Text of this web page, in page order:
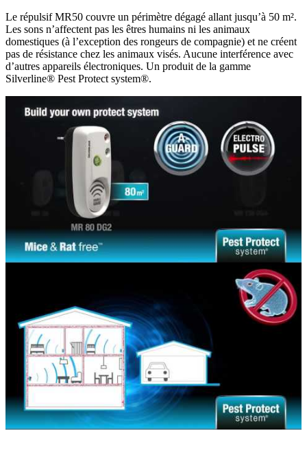
Le répulsif MR50 couvre un périmètre dégagé allant jusqu’à 50 m².
Les sons n’affectent pas les êtres humains ni les animaux
domestiques (à l’exception des rongeurs de compagnie) et ne créent
pas de résistance chez les animaux visés. Aucune interférence avec
d’autres appareils électroniques. Un produit de la gamme
Silverline® Pest Protect system®.